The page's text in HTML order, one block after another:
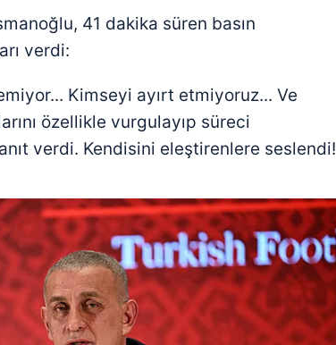
41 dakika süren basın
verdi:
Kimseyi ayırt etmiyoruz... Ve
özellikle vurgulayıp süreci
verdi. Kendisini eleştirenlere seslendi!